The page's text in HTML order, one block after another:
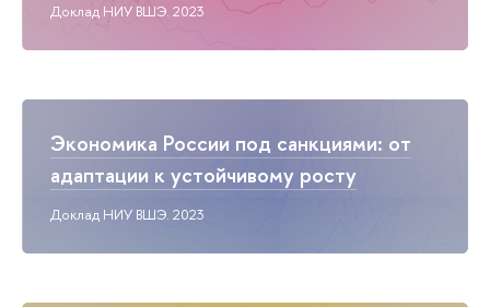
Доклад НИУ ВШЭ. 2023
Экономика России под санкциями: от
адаптации к устойчивому росту
Доклад НИУ ВШЭ. 2023